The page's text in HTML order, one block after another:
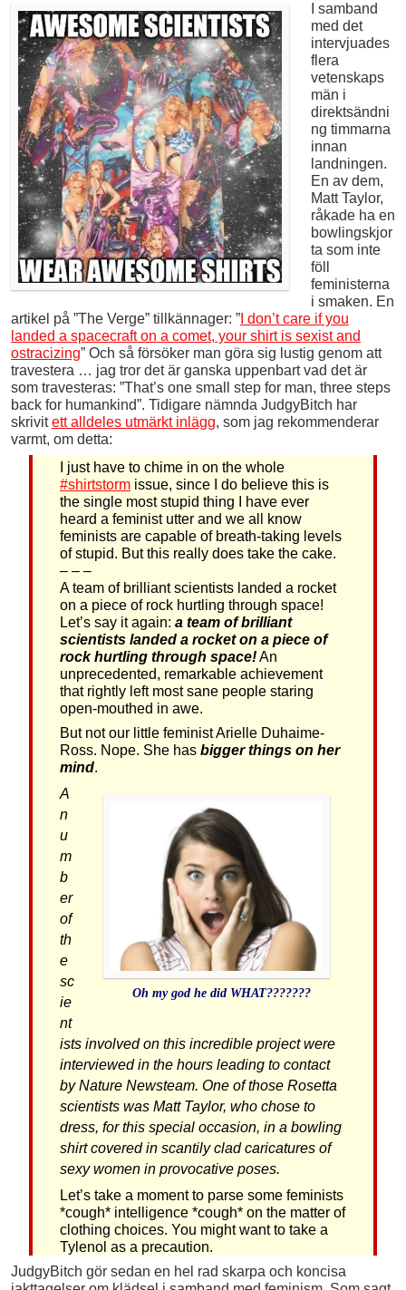
I samband
med det
intervjuades
flera
vetenskaps
män i
direktsändni
ng timmarna
innan
landningen.
En av dem,
Matt Taylor,
råkade ha en
bowlingskjor
ta som inte
föll
feministerna
i smaken. En
artikel på ”The Verge” tillkännager: ” I don’t care if you
landed a spacecraft on a comet, your shirt is sexist and
ostracizing” Och så försöker man göra sig lustig genom att
travestera … jag tror det är ganska uppenbart vad det är
som travesteras: ”That’s one small step for man, three steps
back for humankind”. Tidigare nämnda JudgyBitch har
skrivitett alldeles utmärkt inlägg, som jag rekommenderar
varmt, om detta:
I just have to chime in on the whole
#shirtstormissue, since I do believe this is
the single most stupid thing I have ever
heard a feminist utter and we all know
feminists are capable of breath-taking levels
of stupid. But this really does take the cake.
– – –
A team of brilliant scientists landed a rocket
on a piece of rock hurtling through space!
Let’s say it again: a team of brilliant
scientists landed a rocket on a piece of
rock hurtling through space!An
unprecedented, remarkable achievement
that rightly left most sane people staring
open-mouthed in awe.
But not our little feminist Arielle Duhaime-
Ross. Nope. She has bigger things on her
mind.
Oh my god he did WHAT???????
A
n
u
m
b
er
of
th
e
sc
ie
nt
ists involved on this incredible project were
interviewed in the hours leading to contact
by Nature Newsteam. One of those Rosetta
scientists was Matt Taylor, who chose to
dress, for this special occasion, in a bowling
shirt covered in scantily clad caricatures of
sexy women in provocative poses.
Let’s take a moment to parse some feminists
*cough* intelligence *cough* on the matter of
clothing choices. You might want to take a
Tylenol as a precaution.
JudgyBitch gör sedan en hel rad skarpa och koncisa